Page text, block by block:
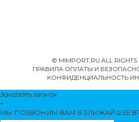
© MIMPORT.RU ALL RIGHTS
ПРАВИЛА ОПЛАТЫ И
КОНФИДЕНЦИАЛЬНОСТЬ
Заказать звонок
+
МЫ ПОЗВОНИМ ВАМ В БЛИЖАЙШЕЕ